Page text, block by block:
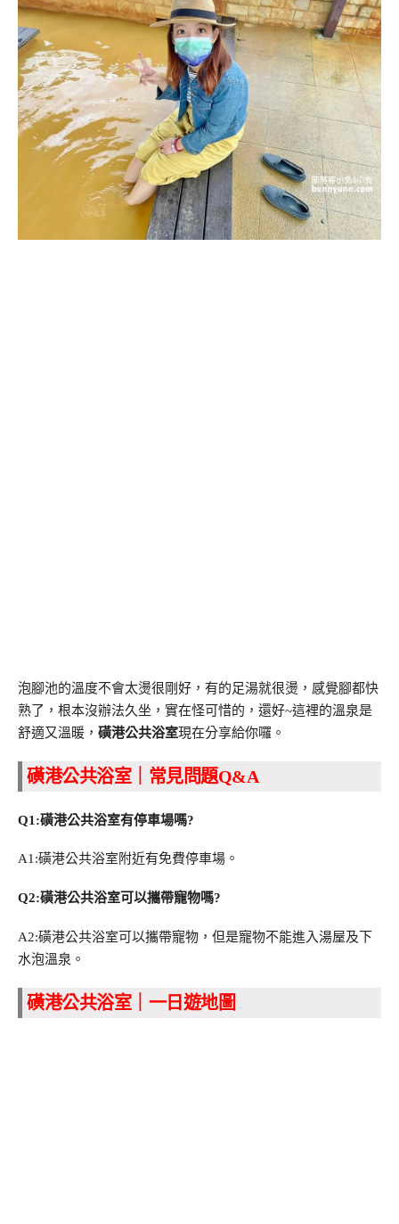
泡腳池的溫度不會太燙很剛好，有的足湯就很燙，感覺腳都快
熟了，根本沒辦法久坐，實在怪可惜的，還好~這裡的溫泉是
舒適又溫暖， 磺港公共浴室現在分享給你囉。
磺港公共浴室｜常見問題Q&A
Q1:磺港公共浴室有停車場嗎?
A1:磺港公共浴室附近有免費停車場。
Q2:磺港公共浴室可以攜帶寵物嗎?
A2:磺港公共浴室可以攜帶寵物，但是寵物不能進入湯屋及下
水泡溫泉。
磺港公共浴室｜一日遊地圖